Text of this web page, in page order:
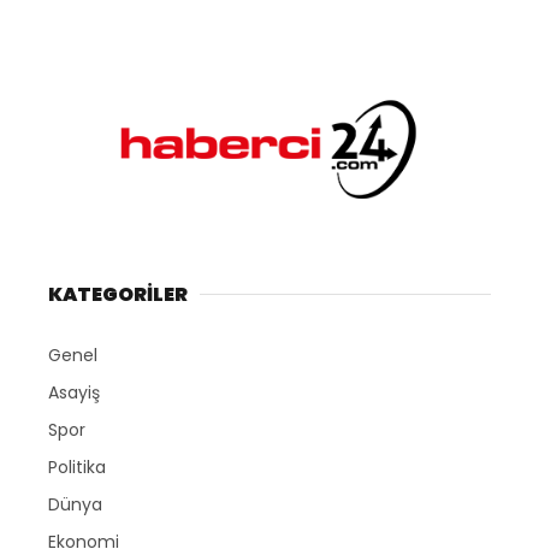
KATEGORİLER
Genel
Asayiş
Spor
Politika
Dünya
Ekonomi